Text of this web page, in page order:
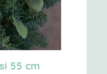
55 cm